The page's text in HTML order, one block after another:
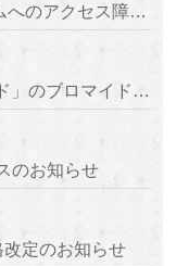
【11/5追記】公式サイトおよびゲームへのアクセス障害について
幻神「<ハロウィンの悪戯神>メジェド」のブロマイドが登場！
のお知らせ
改定のお知らせ